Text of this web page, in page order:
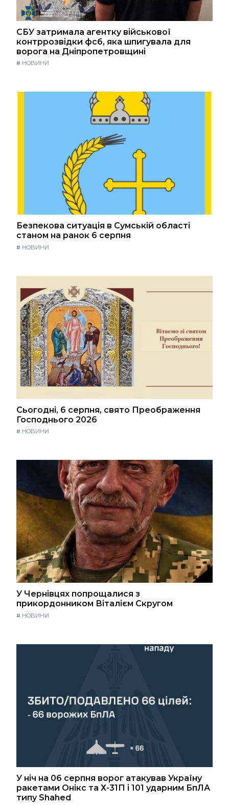
СБУ затримала агентку військової
контррозвідки фсб, яка шпигувала для
ворога на Дніпропетровщині
# НОВИНИ
Безпекова ситуація в Сумській області
станом на ранок 6 серпня
# НОВИНИ
Сьогодні, 6 серпня, свято Преображення
Господнього 2026
# НОВИНИ
У Чернівцях попрощалися з
прикордонником Віталієм Скругом
# НОВИНИ
У ніч на 06 серпня ворог атакував Україну
ракетами Онікс та Х-31П і 101 ударним БпЛА
типу Shahed